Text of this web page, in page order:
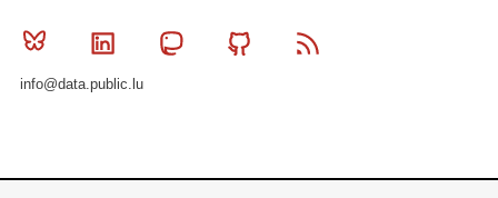
Bluesky Linkedin MastodonGithub
info@data.public.lu